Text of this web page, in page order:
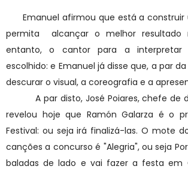
Emanuel afirmou que está a construir
permita alcançar o melhor resultado
entanto, o cantor para a interpretar
escolhido: e Emanuel já disse que, a par
descurar o visual, a coreografia e a
A par disto, José Poiares, chefe de
revelou hoje que Ramón Galarza é o
Festival: ou seja irá finalizá-las. O mote
canções a concurso é "Alegria", ou seja
baladas de lado e vai fazer a festa em